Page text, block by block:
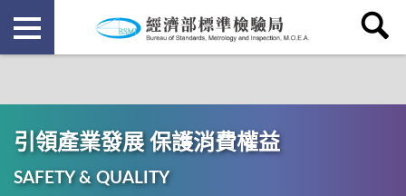
引領產業發展 保護消費權益
SAFETY & QUALITY